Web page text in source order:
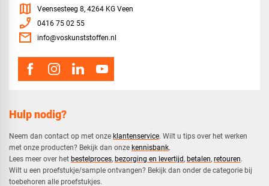
Hulp nodig?
Neem dan contact op met onze klantenservice. Wilt u tips over het werken
met onze producten? Bekijk dan onze kennisbank.
​Lees meer over het bestelproces, bezorging en levertijd, betalen, retouren.​
​Wilt u een proefstukje/sample ontvangen? Bekijk dan onder de categorie bij
toebehoren alle proefstukjes.
map Veensesteeg 8, 4264 KG Veen
phone_enabled 0416 75 02 55
mail info@voskunststoffen.nl